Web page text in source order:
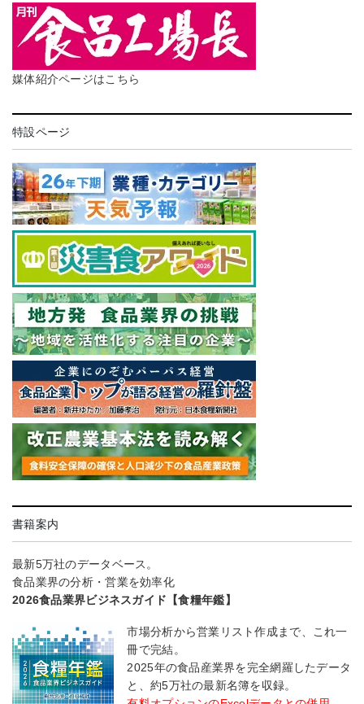
媒体紹介ページはこちら
特設ページ
書籍案内
最新5万社のデータベース。
食品業界の分析・営業を効率化
2026食品業界ビジネスガイド【食糧年鑑】
市場分析から営業リスト作成まで、これ一
冊で完結。
2025年の食品産業界を完全網羅したデータ
と、約5万社の最新名簿を収録。